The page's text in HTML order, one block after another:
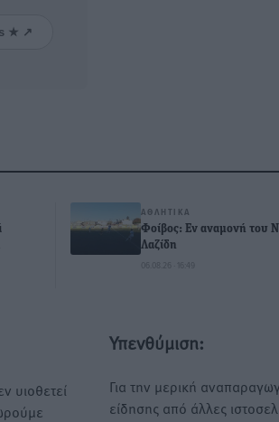
★ ↗
ΑΘΛΗΤΙΚΆ
Φοίβος: Εν αναμονή του
Λαζίδη
06.08.26 · 16:49
υιοθετεί
Υπενθύμιση:
Για την μερική
είδησης από άλλες